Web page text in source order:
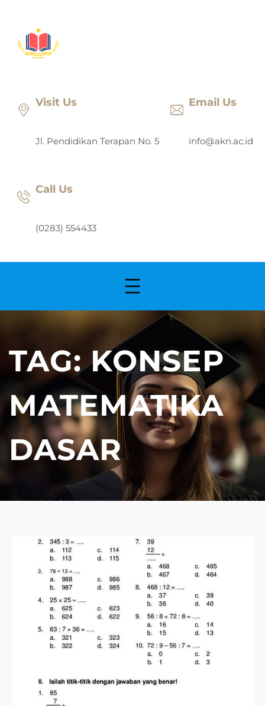
konten
Visit Us
Jl. Pendidikan Terapan No. 5
Email Us
info@akn.ac.id
Call Us
(0283) 554433
TAG:KONSEP
MATEMATIKA
DASAR